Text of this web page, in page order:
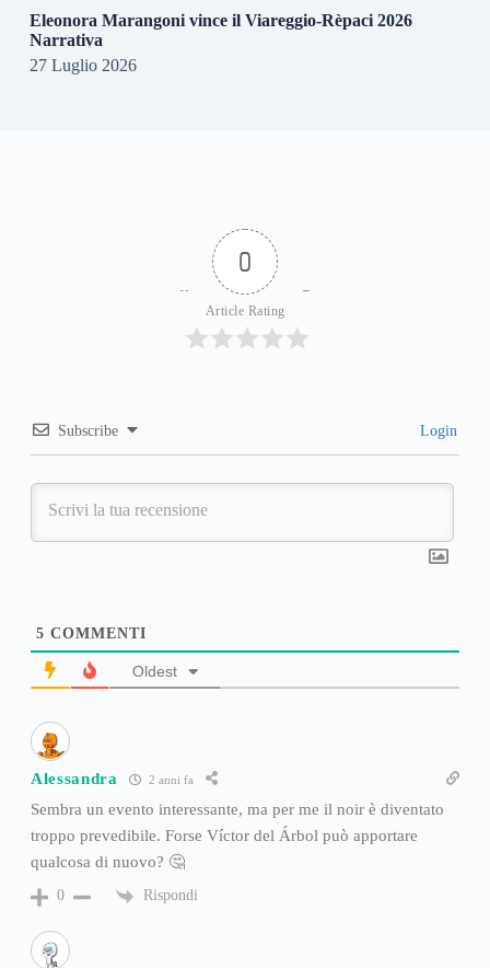
Eleonora Marangoni vince il Viareggio-Rèpaci 2026
Narrativa
27 Luglio 2026
0
Article Rating
Subscribe Login
5 COMMENTI
Oldest
Alessandra 2 anni fa
Sembra un evento interessante, ma per me il noir è diventato
troppo prevedibile. Forse Víctor del Árbol può apportare
qualcosa di nuovo? 🤔
0 Rispondi